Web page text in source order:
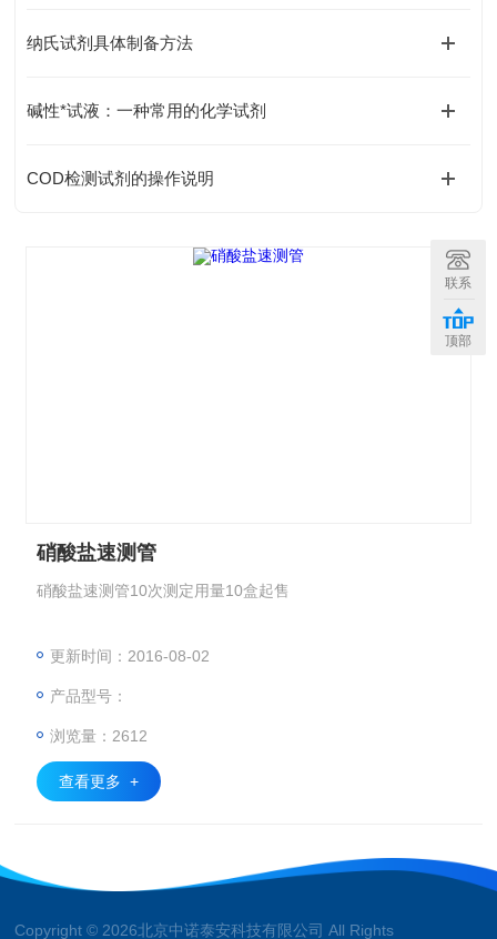
纳氏试剂具体制备方法
碱性*试液：一种常用的化学试剂
COD检测试剂的操作说明
硝酸盐速测管
硝酸盐速测管10次测定用量10盒起售
更新时间：2016-08-02
产品型号：
浏览量：2612
查看更多 +
Copyright © 2026北京中诺泰安科技有限公司 All Rights
联系
顶部